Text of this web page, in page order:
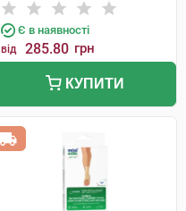
Є в наявності
від 285.80 грн
КУПИТИ